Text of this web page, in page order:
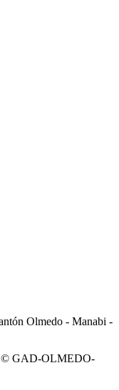
Olmedo - Manabi -
© GAD-OLMEDO-